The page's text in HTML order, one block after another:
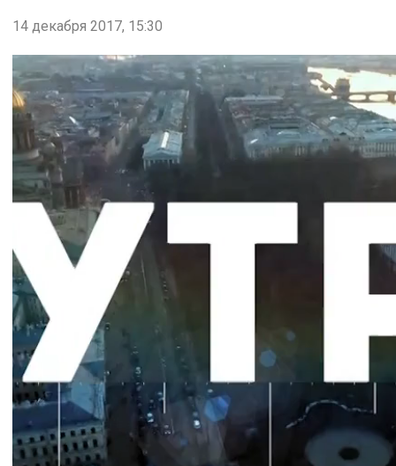
14 декабря 2017, 15:30